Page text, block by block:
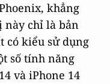
khẳng
này chỉ là bản
có kiểu sử dụng
số tính năng
và iPhone 14